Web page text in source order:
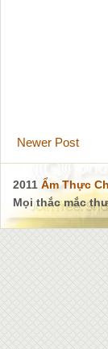
Newer Post
2011 Ẩm Thực
Mọi thắc mắc